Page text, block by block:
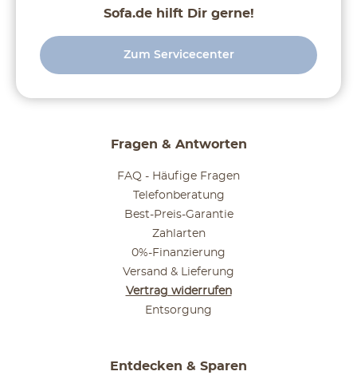
Fragen & Antworten
FAQ - Häufige Fragen
Telefonberatung
Best-Preis-Garantie
Zahlarten
0%-Finanzierung
Versand & Lieferung
Vertrag widerrufen
Entsorgung
Entdecken & Sparen
Sofa.de hilft Dir gerne!
Zum Servicecenter